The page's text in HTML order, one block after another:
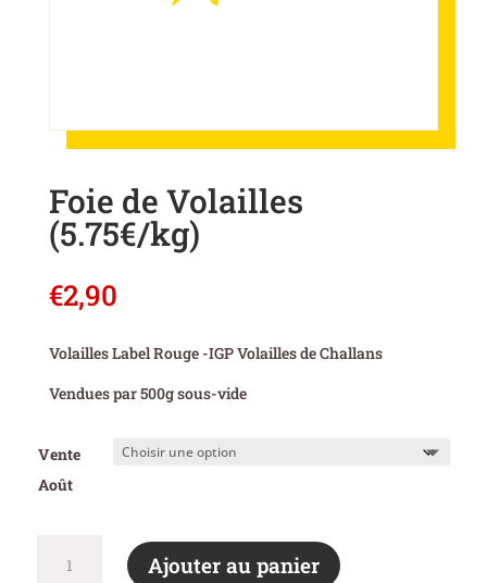
Foie de Volailles
(5.75€/kg)
€2,90
Volailles Label Rouge -IGP Volailles de Challans
Vendues par 500g sous-vide
Vente
Août
Ajouter au panier